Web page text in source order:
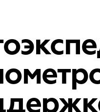
M.Video is developing as a